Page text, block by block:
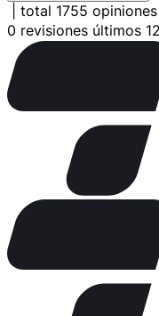
total 1755 opiniones
0 revisiones últimos